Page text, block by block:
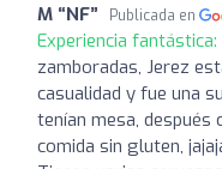
M “NF” Publicada en
Experiencia fantástica:
zamboradas, Jerez
casualidad y fue una
tenían mesa,
comida sin gluten,